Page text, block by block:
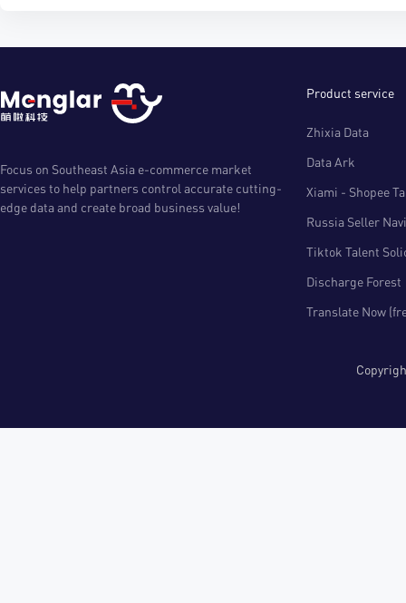
Focus on Southeast Asia e-commerce market
services to help partners control accurate cutting-
edge data and create broad business value!
Product service
Zhixia Data
Data Ark
Xiami - Shopee
Russia Seller
Tiktok Talent
Discharge Forest
Translate Now